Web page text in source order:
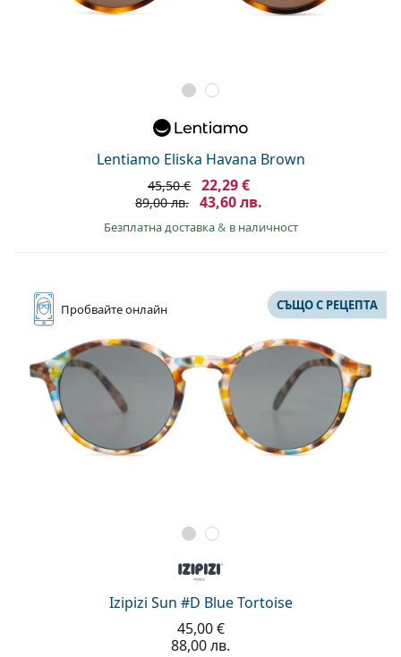
Lentiamo Eliska Havana Brown
45,50 € 22,29 €
89,00 лв. 43,60 лв.
Безплатна доставка& в наличност
Пробвайтеонлайн
Izipizi Sun #D Blue Tortoise
СЪЩО С РЕЦЕПТА
45,00 €
88,00 лв.